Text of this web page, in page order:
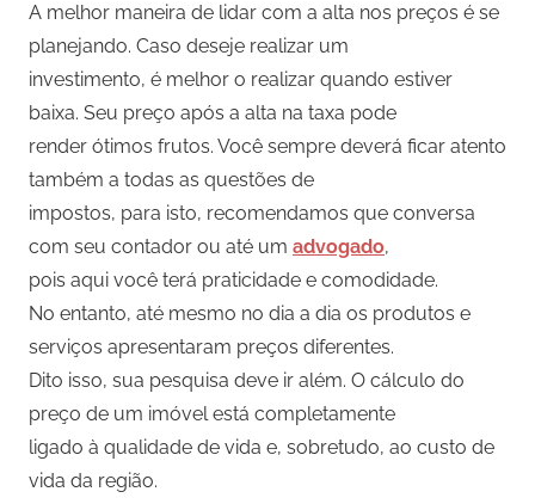
A melhor maneira de lidar com a alta nos preços é se
planejando. Caso deseje realizar um
investimento, é melhor o realizar quando estiver
baixa. Seu preço após a alta na taxa pode
render ótimos frutos. Você sempre deverá ficar atento
também a todas as questões de
impostos, para isto, recomendamos que conversa
com seu contador ou até um advogado,
pois aqui você terá praticidade e comodidade.
No entanto, até mesmo no dia a dia os produtos e
serviços apresentaram preços diferentes.
Dito isso, sua pesquisa deve ir além. O cálculo do
preço de um imóvel está completamente
ligado à qualidade de vida e, sobretudo, ao custo de
vida da região.